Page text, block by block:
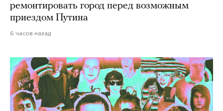
ремонтировать город перед возможным
приездом Путина
6 часов назад